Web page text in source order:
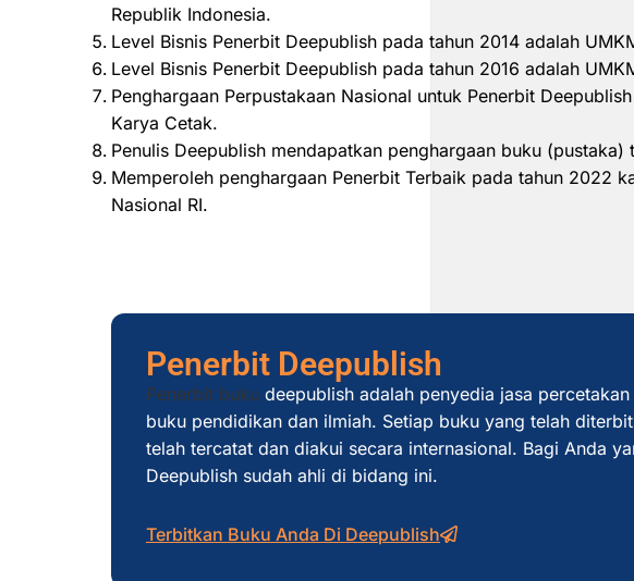
Republik Indonesia.
Level Bisnis Penerbit Deepublish pada tahun 2014 adalah
Level Bisnis Penerbit Deepublish pada tahun 2016 adalah
Penghargaan Perpustakaan Nasional untuk Penerbit
Karya Cetak.
Penulis Deepublish mendapatkan penghargaan buku
Memperoleh penghargaan Penerbit Terbaik pada tahun 2022
Nasional RI.
Penerbit Deepublish
Penerbit buku deepublish adalah penyedia jasa percetakan
buku pendidikan dan ilmiah. Setiap buku yang telah
telah tercatat dan diakui secara internasional. Bagi Anda
Deepublish sudah ahli di bidang ini.
Terbitkan Buku Anda Di Deepublish